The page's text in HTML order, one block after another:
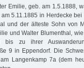
Emilie, geb. am 1.5.1888,
5.11.1885 in Herdecke
und der älteste Sohn von
und Walter Blumenthal,
bis zu ihrer
9 in Eppendorf. Die
Langenkamp 7a (dem